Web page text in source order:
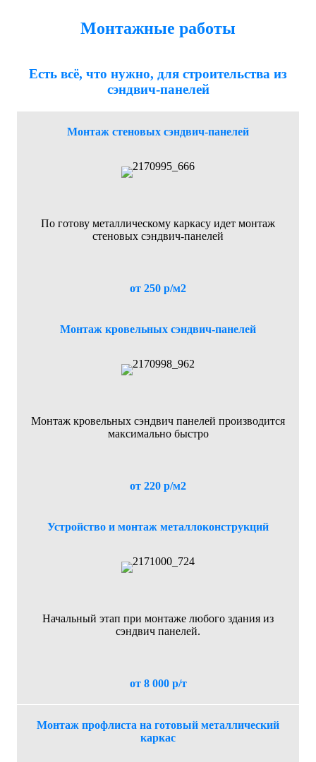
Монтажные работы
Есть всё, что нужно, для строительства из
сэндвич-панелей
Монтаж стеновых сэндвич-панелей
По готову металлическому каркасу идет монтаж
стеновых сэндвич-панелей
от 250 р/м2
Монтаж кровельных сэндвич-панелей
Монтаж кровельных сэндвич панелей производится
максимально быстро
от 220 р/м2
Устройство и монтаж металлоконструкций
Начальный этап при монтаже любого здания из
сэндвич панелей.
от 8 000 р/т
Монтаж профлиста на готовый металлический
каркас